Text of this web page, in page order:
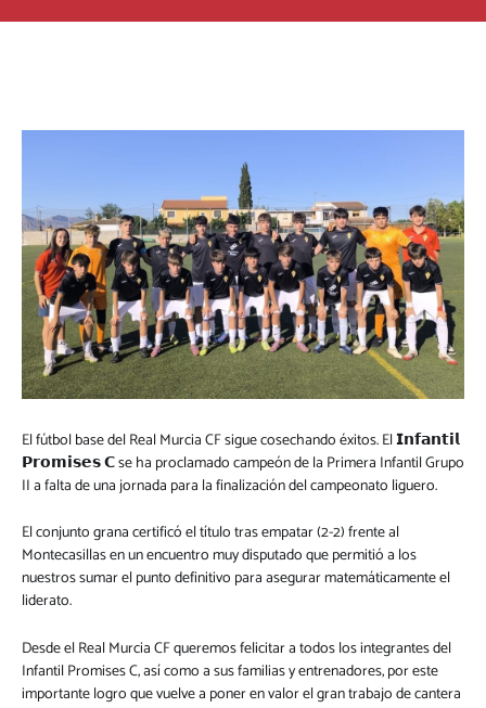
El fútbol base del Real Murcia CF sigue cosechando éxitos. El 𝗜𝗻𝗳𝗮𝗻𝘁𝗶𝗹
𝗣𝗿𝗼𝗺𝗶𝘀𝗲𝘀 𝗖 se ha proclamado campeón de la Primera Infantil Grupo
II a falta de una jornada para la finalización del campeonato liguero.
El conjunto grana certificó el título tras empatar (2-2) frente al
Montecasillas en un encuentro muy disputado que permitió a los
nuestros sumar el punto definitivo para asegurar matemáticamente el
liderato.
Desde el Real Murcia CF queremos felicitar a todos los integrantes del
Infantil Promises C, así como a sus familias y entrenadores, por este
importante logro que vuelve a poner en valor el gran trabajo de cantera